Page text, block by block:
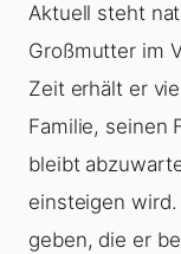
Aktuell steht
Großmutter im
Zeit erhält er
Familie, seinen
bleibt
einsteigen wird.
geben, die er